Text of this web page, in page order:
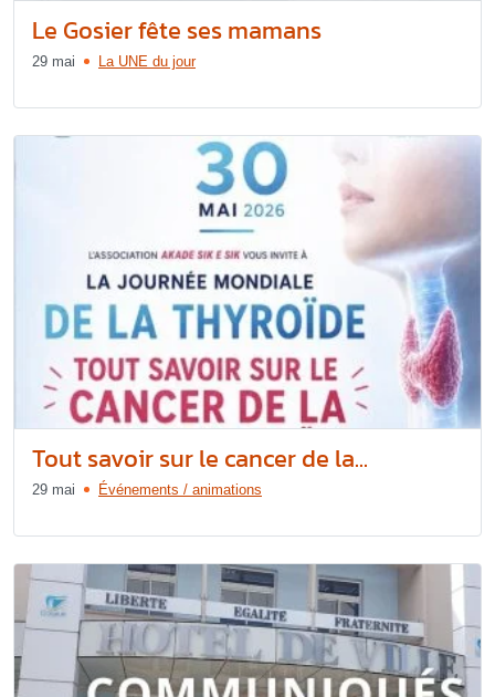
Le Gosier fête ses mamans
29 mai La UNE du jour
Tout savoir sur le cancer de la...
29 mai Événements / animations